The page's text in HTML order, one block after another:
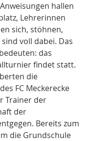
hallen
Lehrerinnen
sich, stöhnen,
voll dabei. Das
das
findet statt.
die
FC Meckerecke
Trainer der
der
Bereits zum
die Grundschule